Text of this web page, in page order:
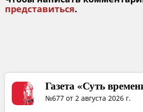
представиться.
Газета «Суть
№677 от 2 августа 2026 г.